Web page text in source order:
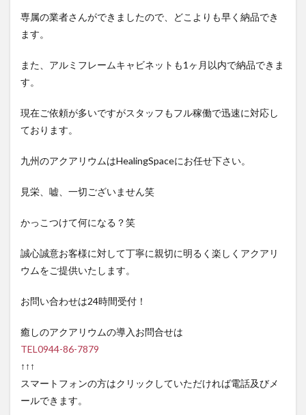
専属の業者さんができましたので、どこよりも早く納品でき
ます。
また、アルミフレームキャビネットも1ヶ月以内で納品できま
す。
現在ご依頼が多いですがスタッフもフル稼働で迅速に対応し
ております。
九州のアクアリウムはHealingSpaceにお任せ下さい。
見栄、嘘、一切ございません笑
かっこつけて何になる？笑
誠心誠意お客様に対して丁寧に親切に明るく楽しくアクアリ
ウムをご提供いたします。
お問い合わせは24時間受付！
癒しのアクアリウムの導入お問合せは
TEL0944-86-7879
↑↑↑
スマートフォンの方はクリックしていただければ電話及びメ
ールできます。